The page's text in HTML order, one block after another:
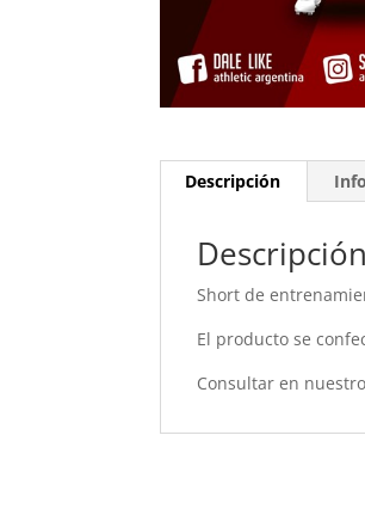
Descripción
Descripción
Short de
El producto se
Consultar en